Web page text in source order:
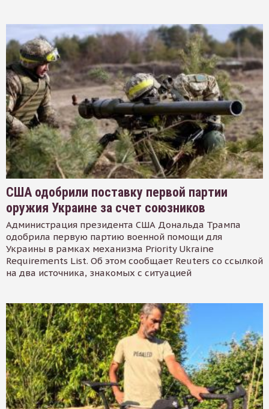
США одобрили поставку первой партии
оружия Украине за счет союзников
Администрация президента США Дональда Трампа
одобрила первую партию военной помощи для
Украины в рамках механизма Priority Ukraine
Requirements List. Об этом сообщает Reuters со ссылкой
на два источника, знакомых с ситуацией